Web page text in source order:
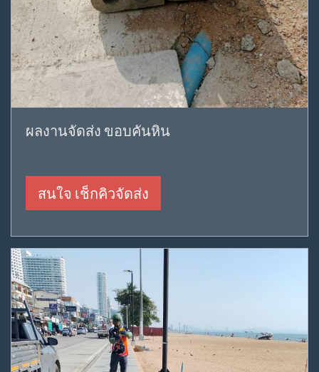
ผลงานจัดส่ง ขอบคันหิน
สนใจ เช็กคิวจัดส่ง